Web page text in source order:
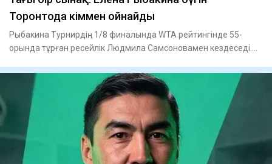
Торонтода кіммен ойнайды
Рыбакина Турнирдің 1/8 финалында WTA рейтингінде 55-
орында тұрған ресейлік Людмила Самсоновамен кездеседі.